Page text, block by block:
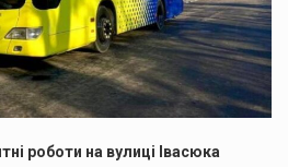
роботи на вулиці Івасюка